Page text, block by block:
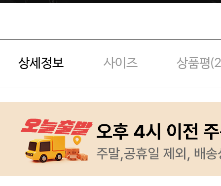
상세정보 사이즈 상품평(2